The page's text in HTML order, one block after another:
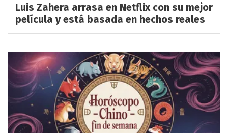
Luis Zahera arrasa en Netflix con su mejor
película y está basada en hechos reales